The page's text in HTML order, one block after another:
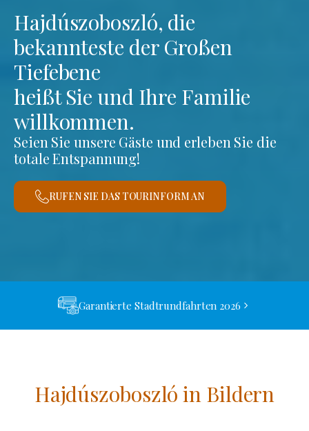
Hajdúszoboszló, die
bekannteste der Großen
Tiefebene
heißt Sie und Ihre Familie
willkommen.
Seien Sie unsere Gäste und erleben Sie die
totale Entspannung!
RUFEN SIE DAS TOURINFORM AN
Garantierte Stadtrundfahrten 2026
Hajdúszoboszló in Bildern